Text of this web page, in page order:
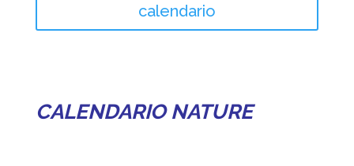
calendario
CALENDARIO NATURE